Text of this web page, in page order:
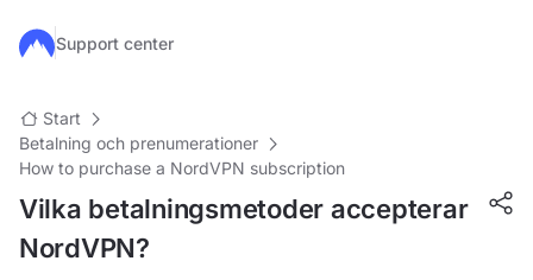
Hoppa till huvudinnehåll
Support center
Start
Betalning och prenumerationer
How to purchase a NordVPN subscription
Vilka betalningsmetoder accepterar
NordVPN?